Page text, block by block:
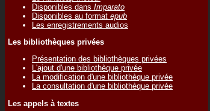
Disponibles dans Imparato
Disponibles au format epub
Les enregistrements audios
Les bibliothèques privées
Présentation des bibliothèques privées
L'ajout d'une bibliothèque privée
La modification d'une bibliothèque privée
La consultation d'une bibliothèque privée
Les appels à textes